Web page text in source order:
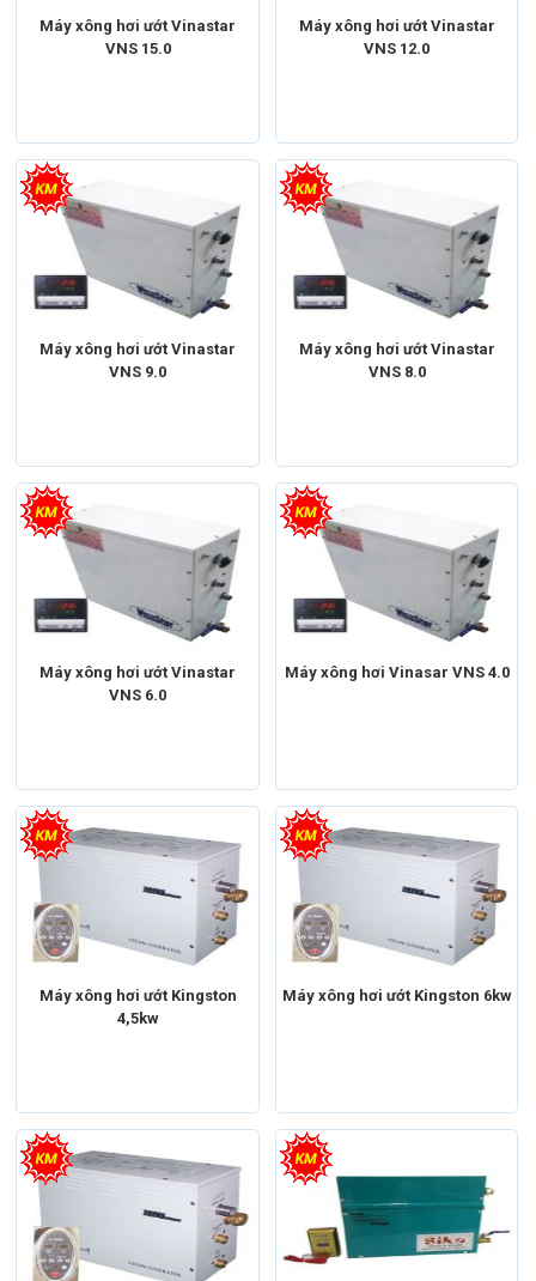
Máy xông hơi ướt Vinastar
VNS 15.0
Máy xông hơi ướt Vinastar
VNS 12.0
Máy xông hơi ướt Vinastar
VNS 9.0
Máy xông hơi ướt Vinastar
VNS 8.0
Máy xông hơi ướt Vinastar
VNS 6.0
Máy xông hơi Vinasar VNS 4.0
Máy xông hơi ướt Kingston
4,5kw
Máy xông hơi ướt Kingston 6kw